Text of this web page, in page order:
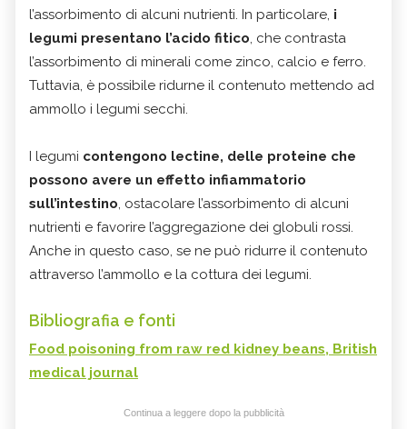
l’assorbimento di alcuni nutrienti. In particolare, i
legumi presentano l’acido fitico, che contrasta
l’assorbimento di minerali come zinco, calcio e ferro.
Tuttavia, è possibile ridurne il contenuto mettendo ad
ammollo i legumi secchi.
I legumi contengono lectine, delle proteine che
possono avere un effetto infiammatorio
sull’intestino, ostacolare l’assorbimento di alcuni
nutrienti e favorire l’aggregazione dei globuli rossi.
Anche in questo caso, se ne può ridurre il contenuto
attraverso l’ammollo e la cottura dei legumi.
Bibliografia e fonti
Food poisoning from raw red kidney beans, British
medical journal
Continua a leggere dopo la pubblicità